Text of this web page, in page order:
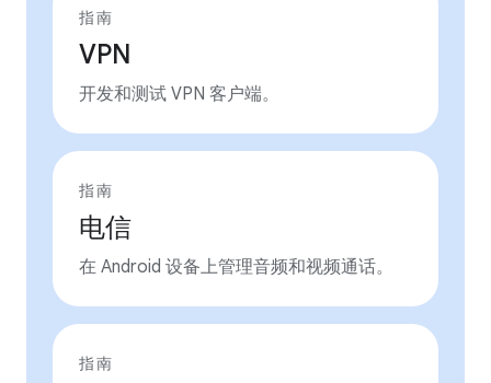
指南
VPN
开发和测试 VPN 客户端。
指南
电信
在 Android 设备上管理音频和视频通话。
指南